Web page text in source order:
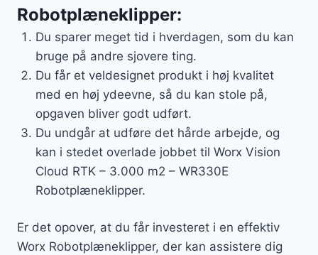
Robotplæneklipper:
Du sparer meget tid i hverdagen, som du kan
bruge på andre sjovere ting.
Du får et veldesignet produkt i høj kvalitet
med en høj ydeevne, så du kan stole på,
opgaven bliver godt udført.
Du undgår at udføre det hårde arbejde, og
kan i stedet overlade jobbet til Worx Vision
Cloud RTK – 3.000 m2 – WR330E
Robotplæneklipper.
Er det opover, at du får investeret i en effektiv
Worx Robotplæneklipper, der kan assistere dig